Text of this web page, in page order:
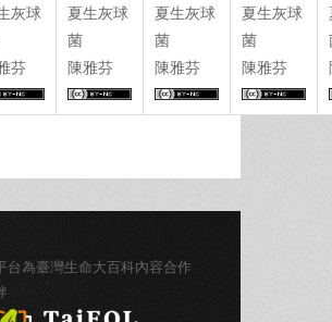
灰球
芬
夏生灰球
菌
陳雅芬
夏生灰球
菌
陳雅芬
夏生灰球
菌
陳雅芬
台為臺灣生命大百科內容合作